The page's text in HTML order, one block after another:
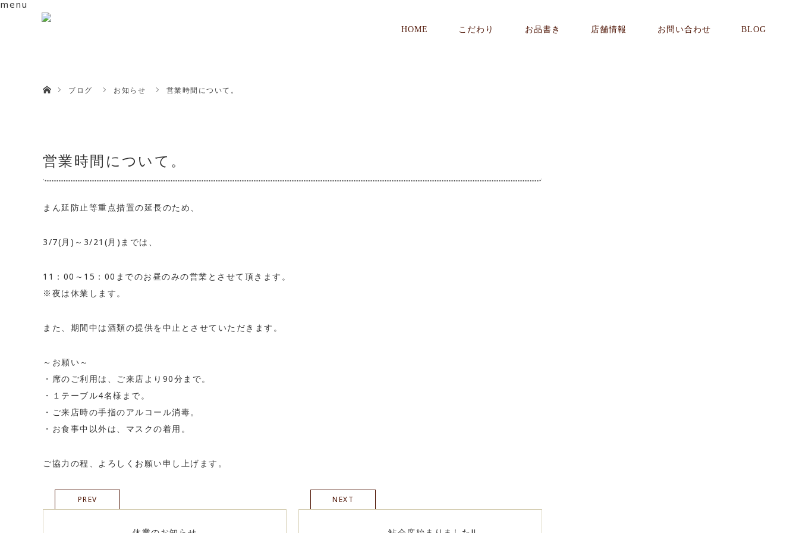
menu
HOME こだわり お品書き 店舗情報 お問い合わせ BLOG
ブログ
お知らせ 営業時間について。
営業時間について。
まん延防止等重点措置の延長のため、
3/7(月)～3/21(月)までは、
11：00～15：00までのお昼のみの営業とさせて頂きます。
※夜は休業します。
また、期間中は酒類の提供を中止とさせていただきます。
～お願い～
・席のご利用は、ご来店より90分まで。
・１テーブル4名様まで。
・ご来店時の手指のアルコール消毒。
・お食事中以外は、マスクの着用。
ご協力の程、よろしくお願い申し上げます。
PREV NEXT